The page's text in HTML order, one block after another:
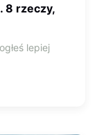
8 rzeczy,
lepiej